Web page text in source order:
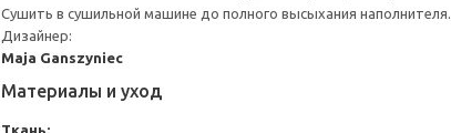
Сушить в сушильной машине до полного высыхания наполнителя.
Дизайнер:
Maja Ganszyniec
Материалы и уход
Ткань: